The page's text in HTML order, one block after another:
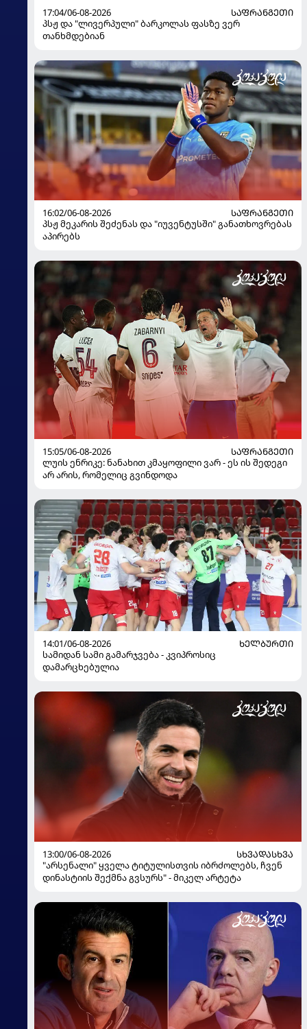
17:04/06-08-2026
ᲡᲐᲤᲠᲐᲜᲒᲔᲗᲘ
პსჟ და "ლივერპული" ბარკოლას ფასზე ვერ
თანხმდებიან
16:02/06-08-2026
ᲡᲐᲤᲠᲐᲜᲒᲔᲗᲘ
პსჟ მეკარის შეძენას და "იუვენტუსში" განათხოვრებას
აპირებს
15:05/06-08-2026
ᲡᲐᲤᲠᲐᲜᲒᲔᲗᲘ
ლუის ენრიკე: ნანახით კმაყოფილი ვარ - ეს ის შედეგი
არ არის, რომელიც გვინდოდა
14:01/06-08-2026
ᲮᲔᲚᲑᲣᲠᲗᲘ
სამიდან სამი გამარჯვება - კვიპროსიც
დამარცხებულია
13:00/06-08-2026
ᲡᲮᲕᲐᲓᲐᲡᲮᲕᲐ
"არსენალი" ყველა ტიტულისთვის იბრძოლებს, ჩვენ
დინასტიის შექმნა გვსურს" - მიკელ არტეტა